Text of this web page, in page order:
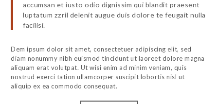
accumsan et iusto odio dignissim qui blandit praesent
luptatum zzril delenit augue duis dolore te feugait nulla
facilisi.
Dem ipsum dolor sit amet, consectetuer adipiscing elit, sed
diam nonummy nibh euismod tincidunt ut laoreet dolore magna
aliquam erat volutpat. Ut wisi enim ad minim veniam, quis
nostrud exerci tation ullamcorper suscipit lobortis nisl ut
aliquip ex ea commodo consequat.